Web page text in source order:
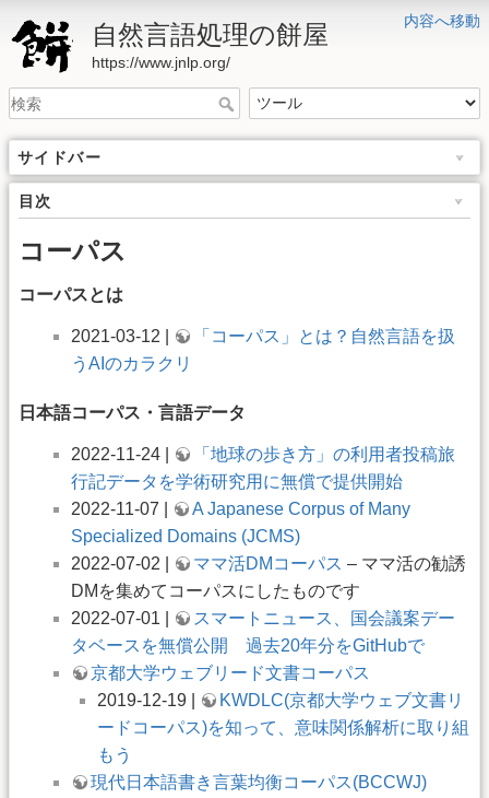
内容へ移動
自然言語処理の餅屋
https://www.jnlp.org/
サイドバー
目次
コーパス
コーパスとは
2021-03-12 |
「コーパス」とは？自然言語を扱
うAIのカラクリ
日本語コーパス・言語データ
2022-11-24 |
「地球の歩き方」の利用者投稿旅
行記データを学術研究用に無償で提供開始
2022-11-07 |
A Japanese Corpus of Many
Specialized Domains (JCMS)
2022-07-02 |
ママ活DMコーパス – ママ活の勧誘
DMを集めてコーパスにしたものです
2022-07-01 |
スマートニュース、国会議案デー
タベースを無償公開 過去20年分をGitHubで
京都大学ウェブリード文書コーパス
2019-12-19 |
KWDLC(京都大学ウェブ文書リ
ードコーパス)を知って、意味関係解析に取り組
もう
現代日本語書き言葉均衡コーパス(BCCWJ)